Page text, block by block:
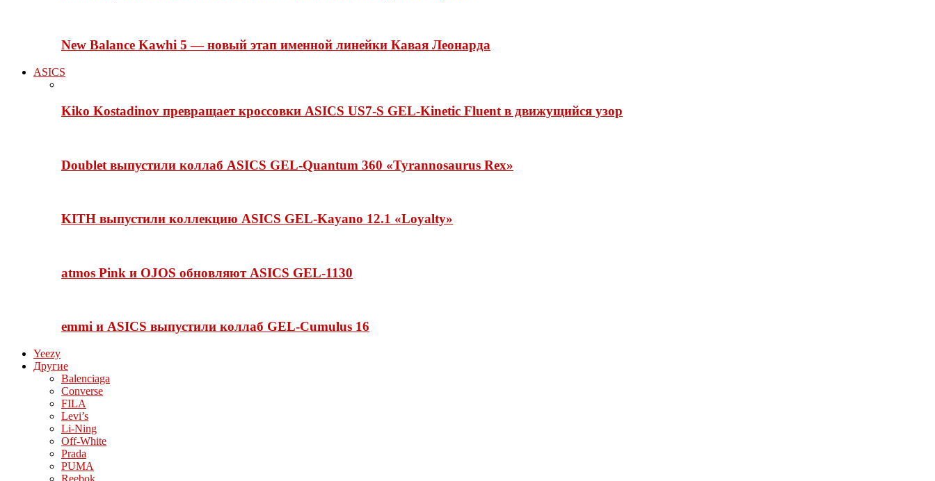
New Balance Kawhi 5 — новый этап именной линейки Кавая Леонарда
ASICS
Kiko Kostadinov превращает кроссовки ASICS US7-S GEL-Kinetic Fluent в движущийся узор
Doublet выпустили коллаб ASICS GEL-Quantum 360 «Tyrannosaurus Rex»
KITH выпустили коллекцию ASICS GEL-Kayano 12.1 «Loyalty»
atmos Pink и OJOS обновляют ASICS GEL-1130
emmi и ASICS выпустили коллаб GEL-Cumulus 16
Yeezy
Другие
Balenciaga
Converse
FILA
Levi’s
Li-Ning
Off-White
Prada
PUMA
Reebok